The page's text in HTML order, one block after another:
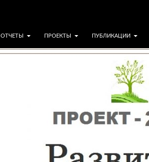
ОТЧЕТЫ ПРОЕКТЫ ПУБЛИКАЦИИ